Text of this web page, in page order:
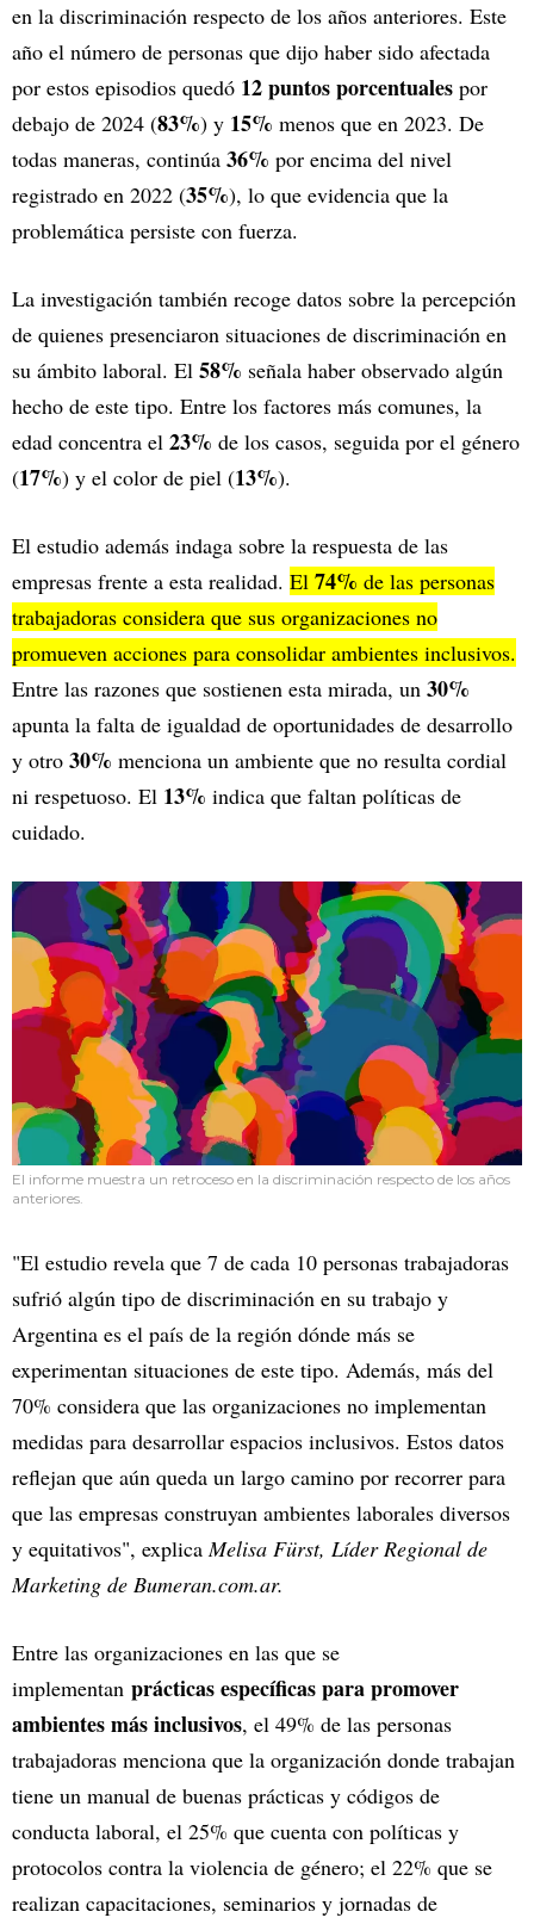
en la discriminación respecto de los años anteriores. Este
año el número de personas que dijo haber sido afectada
por estos episodios quedó 12 puntos porcentuales por
debajo de 2024 (83%) y 15% menos que en 2023. De
todas maneras, continúa 36% por encima del nivel
registrado en 2022 (35%), lo que evidencia que la
problemática persiste con fuerza.
La investigación también recoge datos sobre la percepción
de quienes presenciaron situaciones de discriminación en
su ámbito laboral. El 58% señala haber observado algún
hecho de este tipo. Entre los factores más comunes, la
edad concentra el 23% de los casos, seguida por el género
(17%) y el color de piel (13%).
El estudio además indaga sobre la respuesta de las
empresas frente a esta realidad. El 74% de las personas
trabajadoras considera que sus organizaciones no
promueven acciones para consolidar ambientes inclusivos.
Entre las razones que sostienen esta mirada, un 30%
apunta la falta de igualdad de oportunidades de desarrollo
y otro 30% menciona un ambiente que no resulta cordial
ni respetuoso. El 13% indica que faltan políticas de
cuidado.
El informe muestra un retroceso en la discriminación respecto de los años
anteriores.
"El estudio revela que 7 de cada 10 personas trabajadoras
sufrió algún tipo de discriminación en su trabajo y
Argentina es el país de la región dónde más se
experimentan situaciones de este tipo. Además, más del
70% considera que las organizaciones no implementan
medidas para desarrollar espacios inclusivos. Estos datos
reflejan que aún queda un largo camino por recorrer para
que las empresas construyan ambientes laborales diversos
y equitativos", explicaMelisa Fürst, Líder Regional de
Marketing de Bumeran.com.ar.
Entre las organizaciones en las que se
implementan prácticas específicas para promover
ambientes más inclusivos, el 49% de las personas
trabajadoras menciona que la organización donde trabajan
tiene un manual de buenas prácticas y códigos de
conducta laboral, el 25% que cuenta con políticas y
protocolos contra la violencia de género; el 22% que se
realizan capacitaciones, seminarios y jornadas de